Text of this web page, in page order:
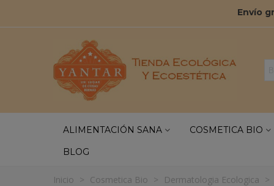
Envío
ALIMENTACIÓN SANA COSMETICA BIO
BLOG
Inicio > Cosmetica Bio > Dermatologia Ecologica >